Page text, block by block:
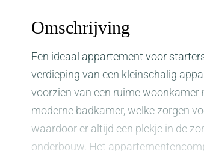
Omschrijving
Een ideaal appartement voor
verdieping van een kleinschalig
voorzien van een ruime woonkamer
moderne badkamer, welke zorgen
waardoor er altijd een plekje in de
onderbouw. Het